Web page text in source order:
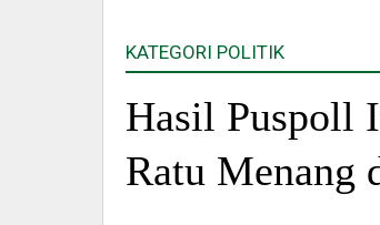
KATEGORI POLITIK
Hasil Puspoll
Ratu Menang